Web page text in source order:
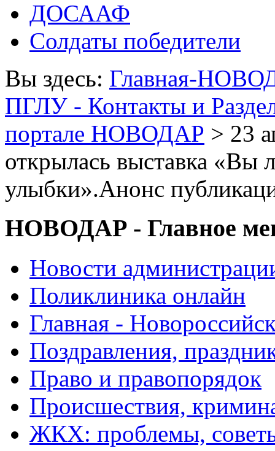
ДОСААФ
Солдаты победители
Вы здесь: Главная-
ПГЛУ - Контакты и
портале НОВОДАР > 23
открылась выставка «Вы
улыбки».Анонс
НОВОДАР - Главное
Новости
Поликлиника онлайн
Главная -
Поздравления,
Право и правопорядок
Происшествия,
ЖКХ: проблемы,